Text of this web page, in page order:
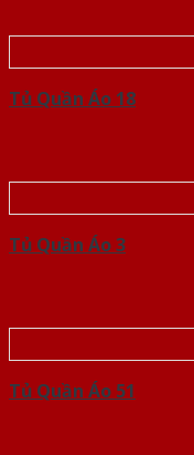
Tủ Quần Áo 18
Tủ Quần Áo 3
Tủ Quần Áo 51